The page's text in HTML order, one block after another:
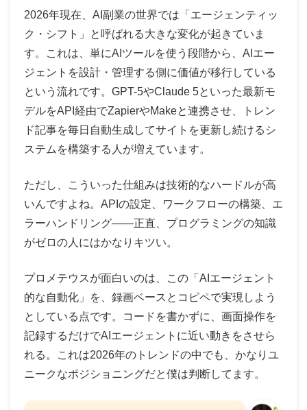
2026年現在、AI副業の世界では「エージェンティッ
ク・シフト」と呼ばれる大きな変化が起きていま
す。これは、単にAIツールを使う段階から、AIエー
ジェントを設計・管理する側に価値が移行している
という流れです。GPT-5やClaude 5といった最新モ
デルをAPI経由でZapierやMakeと連携させ、トレン
ド記事を毎日自動生成してサイトを更新し続けるシ
ステムを構築する人が増えています。
ただし、こういった仕組みは技術的なハードルが高
いんですよね。APIの設定、ワークフローの構築、エ
ラーハンドリング——正直、プログラミングの知識
がゼロの人にはかなりキツい。
プロメテウスが面白いのは、この「AIエージェント
的な自動化」を、録画ベースとコピペで実現しよう
としている点です。コードを書かずに、画面操作を
記録するだけでAIエージェントに近い動きをさせら
れる。これは2026年のトレンドの中でも、かなりユ
ニークなポジショニングだと僕は判断してます。